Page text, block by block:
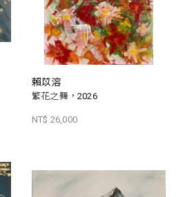
賴苡溶
繁花之舞，2026
NT$ 26,000